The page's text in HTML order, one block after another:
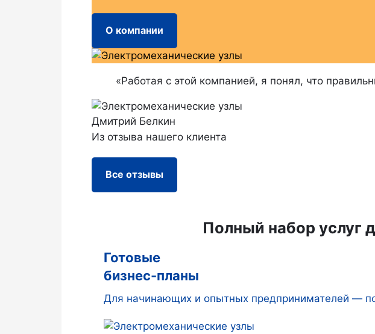
О компании
«Работая с этой компанией, я понял, что
Дмитрий Белкин
Из отзыва нашего клиента
Все отзывы
Полный набор услуг
Готовые
бизнес-планы
Для начинающих и опытных предпринимателей —